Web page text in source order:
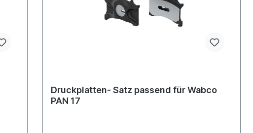
Druckplatten- Satz passend für Wabco
PAN 17